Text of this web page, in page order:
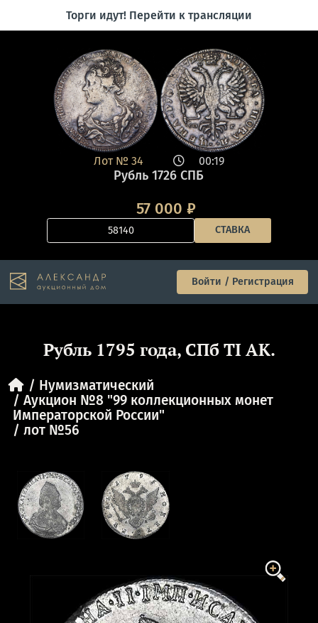
Торги идут! Перейти к трансляции
Лот №34 00:19
Рубль 1726 СПБ
СТАВКА
57 000 ₽
Войти / Регистрация
Рубль 1795 года, СПб TI АК.
Нумизматический
Аукцион №8 "99 коллекционных монет
Императорской России"
лот №56